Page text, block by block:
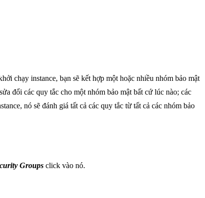
chạy instance, bạn sẽ kết hợp một hoặc nhiều nhóm bảo mật
đổi các quy tắc cho một nhóm bảo mật bất cứ lúc nào; các
nó sẽ đánh giá tất cả các quy tắc từ tất cả các nhóm bảo
Groups click vào nó.